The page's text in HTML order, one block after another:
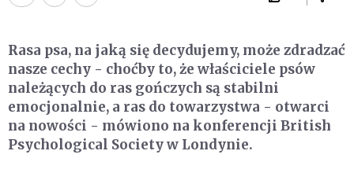
Rasa psa, na jaką się decydujemy, może zdradzać
nasze cechy - choćby to, że właściciele psów
należących do ras gończych są stabilni
emocjonalnie, a ras do towarzystwa - otwarci
na nowości - mówiono na konferencji British
Psychological Society w Londynie.